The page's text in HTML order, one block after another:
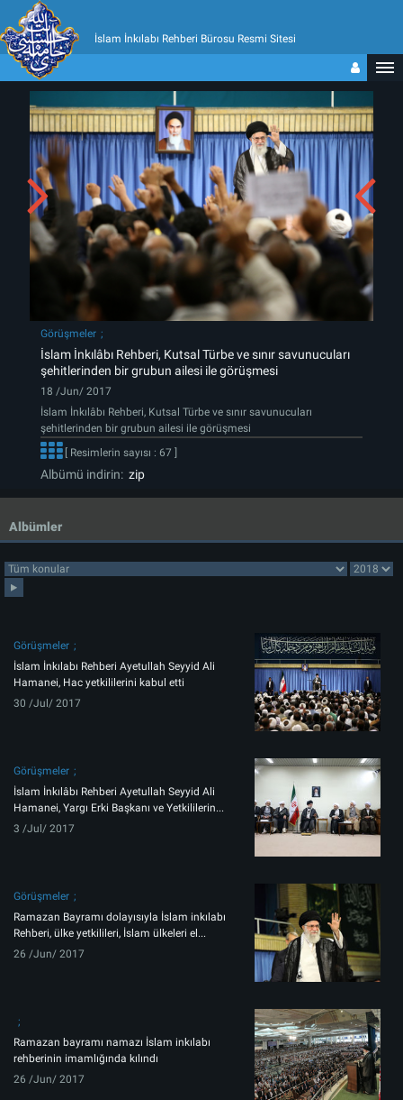
İslam İnkılabı Rehberi Bürosu Resmi Sitesi
Görüşmeler
İslam İnkılâbı Rehberi, Kutsal Türbe ve sınır savunucuları
şehitlerinden bir grubun ailesi ile görüşmesi
18 /Jun/ 2017
İslam İnkılâbı Rehberi, Kutsal Türbe ve sınır savunucuları
şehitlerinden bir grubun ailesi ile görüşmesi
[ Resimlerin sayısı : 67 ]
Albümü indirin: zip
Albümler
Görüşmeler
İslam İnkılabı Rehberi Ayetullah Seyyid Ali
Hamanei, Hac yetkililerini kabul etti
30 /Jul/ 2017
Görüşmeler
İslam İnkılâbı Rehberi Ayetullah Seyyid Ali
Hamanei, Yargı Erki Başkanı ve Yetkililerin...
3 /Jul/ 2017
Görüşmeler
Ramazan Bayramı dolayısıyla İslam inkılabı
Rehberi, ülke yetkilileri, İslam ülkeleri el...
26 /Jun/ 2017
Ramazan bayramı namazı İslam inkılabı
rehberinin imamlığında kılındı
26 /Jun/ 2017